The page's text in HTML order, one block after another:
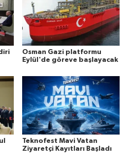
Osman Gazi platformu
Eylül'de göreve başlayacak
Teknofest Mavi Vatan
Ziyaretçi Kayıtları Başladı